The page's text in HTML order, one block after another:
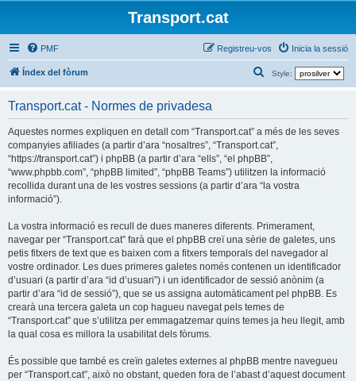
Transport.cat
PMF Inicia la sessió
Registreu-vos
Índex del fòrum Style:
e
c
a
Transport.cat - Normes de privadesa
Aquestes normes expliquen en detall com “Transport.cat” a més de les seves
companyies afiliades (a partir d’ara “nosaltres”, “Transport.cat”,
“https://transport.cat”) i phpBB (a partir d’ara “ells”, “el phpBB”,
“www.phpbb.com”, “phpBB limited”, “phpBB Teams”) utilitzen la informació
recollida durant una de les vostres sessions (a partir d’ara “la vostra
informació”).
La vostra informació es recull de dues maneres diferents. Primerament,
navegar per “Transport.cat” farà que el phpBB creï una sèrie de galetes, uns
petis fitxers de text que es baixen com a fitxers temporals del navegador al
vostre ordinador. Les dues primeres galetes només contenen un identificador
d’usuari (a partir d’ara “id d’usuari”) i un identificador de sessió anònim (a
partir d’ara “id de sessió”), que se us assigna automàticament pel phpBB. Es
crearà una tercera galeta un cop hagueu navegat pels temes de
“Transport.cat” que s’utilitza per emmagatzemar quins temes ja heu llegit, amb
la qual cosa es millora la usabilitat dels fòrums.
És possible que també es creïn galetes externes al phpBB mentre navegueu
per “Transport.cat”, això no obstant, queden fora de l’abast d’aquest document